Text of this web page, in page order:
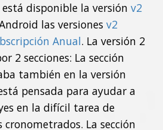
disponible la versión v2
las versiones v2
Anual. La versión 2
2 secciones: La sección
también en la versión
pensada para ayudar a
en la difícil tarea de
La sección